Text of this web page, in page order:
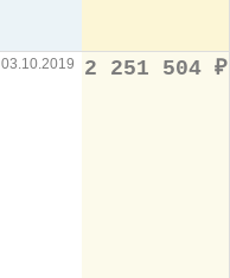
03.10.2019 2 251 504 ₽